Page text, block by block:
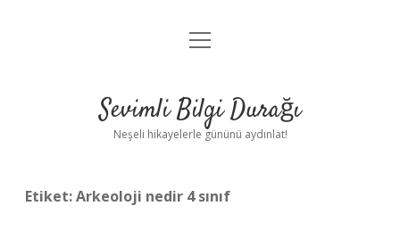
Anasayfa
Yasal Uyarı
menüyü
Sevimli Bilgi Durağı
Neşeli hikayelerle gününü aydınlat!
Etiket:Arkeoloji nedir 4 sınıf